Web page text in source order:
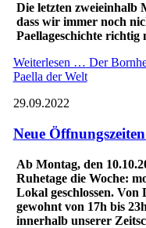
Die letzten zweieinhalb
dass wir immer noch
Paellageschichte richtig
Weiterlesen … Der
Paella der Welt
29.09.2022
Neue
Ab Montag, den
Ruhetage die Woche:
Lokal geschlossen. Von
gewohnt von 17h bis
innerhalb unserer